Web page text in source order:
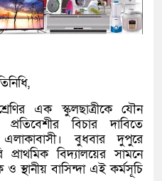
এক স্কুলছাত্রীকে যৌন
বিচার দাবিতে
বুধবার দুপুরে
বিদ্যালয়ের সামনে
স্থানীয় বাসিন্দা এই কর্মসূচি